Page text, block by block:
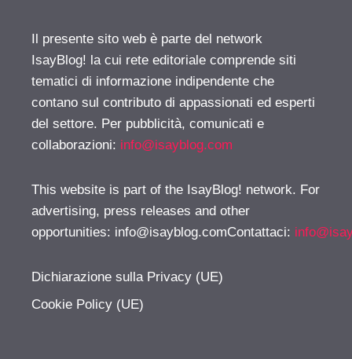
Il presente sito web è parte del network
IsayBlog! la cui rete editoriale comprende siti
tematici di informazione indipendente che
contano sul contributo di appassionati ed esperti
del settore. Per pubblicità, comunicati e
collaborazioni: info@isayblog.com
This website is part of the IsayBlog! network. For
advertising, press releases and other
opportunities: info@isayblog.comContattaci:
Dichiarazione sulla Privacy (UE)
Cookie Policy (UE)